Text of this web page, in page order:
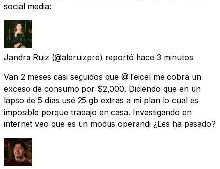
social media:
Jandra Ruiz (@aleruizpre) reportó hace 3 minutos
Van 2 meses casi seguidos que @Telcel me cobra un
exceso de consumo por $2,000. Diciendo que en un
lapso de 5 días usé 25 gb extras a mi plan lo cual es
imposible porque trabajo en casa. Investigando en
internet veo que es un modus operandi ¿Les ha pasado?